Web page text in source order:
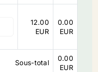
12.00
EUR
0.00
EUR
Sous-total
0.00
EUR